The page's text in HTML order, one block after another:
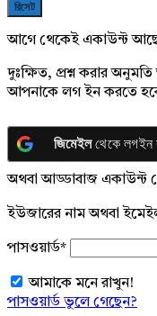
আগে থেকেই একাউন্ট
দুঃক্ষিত, প্রশ্ন করার
আপনাকে লগ ইন করতে
জিমেইলথেকে লগইন
অথবা আড্ডাবাজ একাউন্ট
ইউজারের নাম অথবা
পাসওয়ার্ড*
আমাকে মনে রাখুন!
পাসওয়ার্ড ভুলে গেছেন?